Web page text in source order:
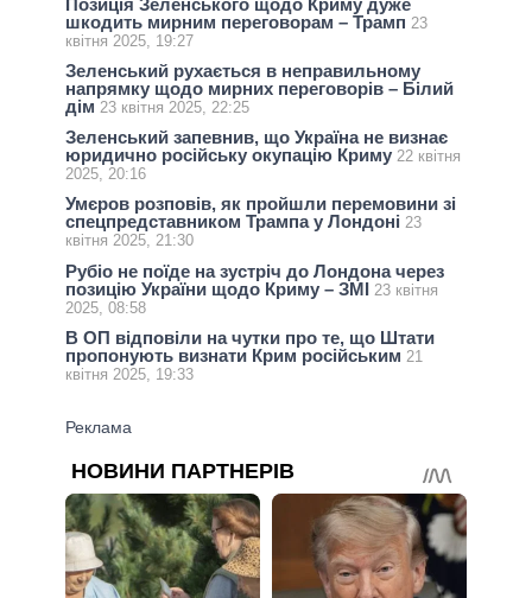
Позиція Зеленського щодо Криму дуже
шкодить мирним переговорам – Трамп 23
квітня 2025, 19:27
Зеленський рухається в неправильному
напрямку щодо мирних переговорів – Білий
дім 23 квітня 2025, 22:25
Зеленський запевнив, що Україна не визнає
юридично російську окупацію Криму 22 квітня
2025, 20:16
Умєров розповів, як пройшли перемовини зі
спецпредставником Трампа у Лондоні 23
квітня 2025, 21:30
Рубіо не поїде на зустріч до Лондона через
позицію України щодо Криму – ЗМІ 23 квітня
2025, 08:58
В ОП відповіли на чутки про те, що Штати
пропонують визнати Крим російським 21
квітня 2025, 19:33